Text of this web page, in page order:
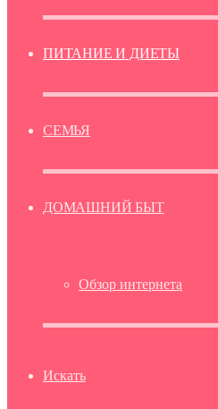
ПИТАНИЕ И ДИЕТЫ
СЕМЬЯ
ДОМАШНИЙ БЫТ
Обзор интернета
Искать